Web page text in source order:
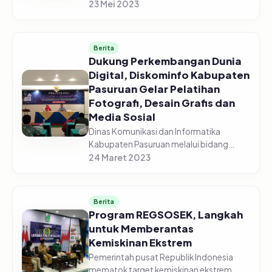
menghadiri Rapat Koordinasi
secara vir...
23 Mei 2023
Berita
Dukung Perkembangan Dunia
Digital, Diskominfo Kabupaten
Pasuruan Gelar Pelatihan
Fotografi, Desain Grafis dan
Media Sosial
Dinas Komunikasi dan Informatika
Kabupaten Pasuruan melalui bidang
Informasi dan Komunikasi Publik (IKP)
24 Maret 2023
Berita
Program REGSOSEK, Langkah
untuk Memberantas
Kemiskinan Ekstrem
Pemerintah pusat Republik Indonesia
mematok target kemiskinan ekstrem